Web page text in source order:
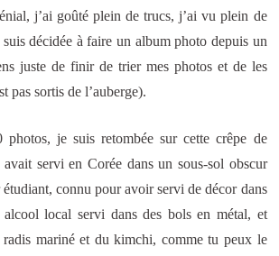
j’ai goûté plein de trucs, j’ai vu plein de
décidée à faire un album photo depuis un
juste de finir de trier mes photos et de les
pas sortis de l’auberge).
je suis retombée sur cette crêpe de
servi en Corée dans un sous-sol obscur
connu pour avoir servi de décor dans
local servi dans des bols en métal, et
mariné et du kimchi, comme tu peux le